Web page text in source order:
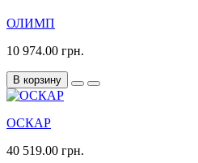
ОЛИМП
10 974.00 грн.
В корзину
ОСКАР
40 519.00 грн.